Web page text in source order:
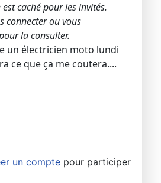
caché pour les invités.
connecter ou vous
la consulter.
un électricien moto lundi
ce que ça me coutera....
un compte pour participer